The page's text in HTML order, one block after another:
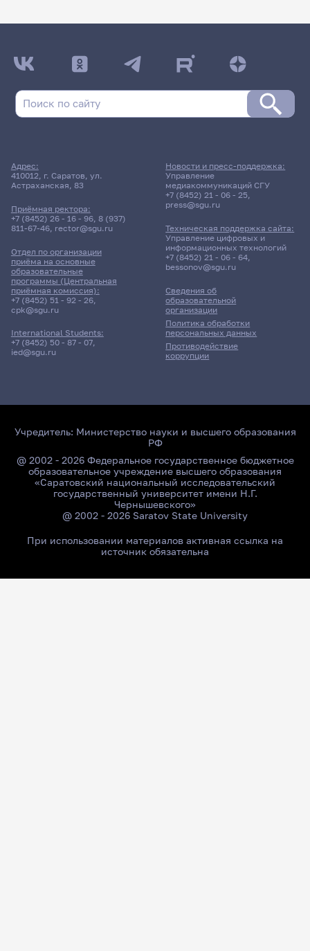
Адрес:
410012, г. Саратов, ул.
Астраханская, 83
Приёмная ректора:
+7 (8452) 26 - 16 - 96, 8 (937)
811-67-46, rector@sgu.ru
Отдел по организации
приёма на основные
образовательные
программы (Центральная
приёмная комиссия):
+7 (8452) 51 - 92 - 26,
cpk@sgu.ru
International Students:
+7 (8452) 50 - 87 - 07,
ied@sgu.ru
Сведения об
образовательной
организации
Политика обработки
персональных данных
Противодействие
коррупции
Новости и пресс-поддержка:
Управление
медиакоммуникаций СГУ
+7 (8452) 21 - 06 - 25,
press@sgu.ru
Техническая поддержка сайта:
Управление цифровых и
информационных технологий
+7 (8452) 21 - 06 - 64,
bessonov@sgu.ru
Учредитель: Министерство науки и высшего образования
РФ
@ 2002 - 2026 Федеральное государственное бюджетное
образовательное учреждение высшего образования
«Саратовский национальный исследовательский
государственный университет имени Н.Г.
Чернышевского»
@ 2002 - 2026 Saratov State University
При использовании материалов активная ссылка на
источник обязательна